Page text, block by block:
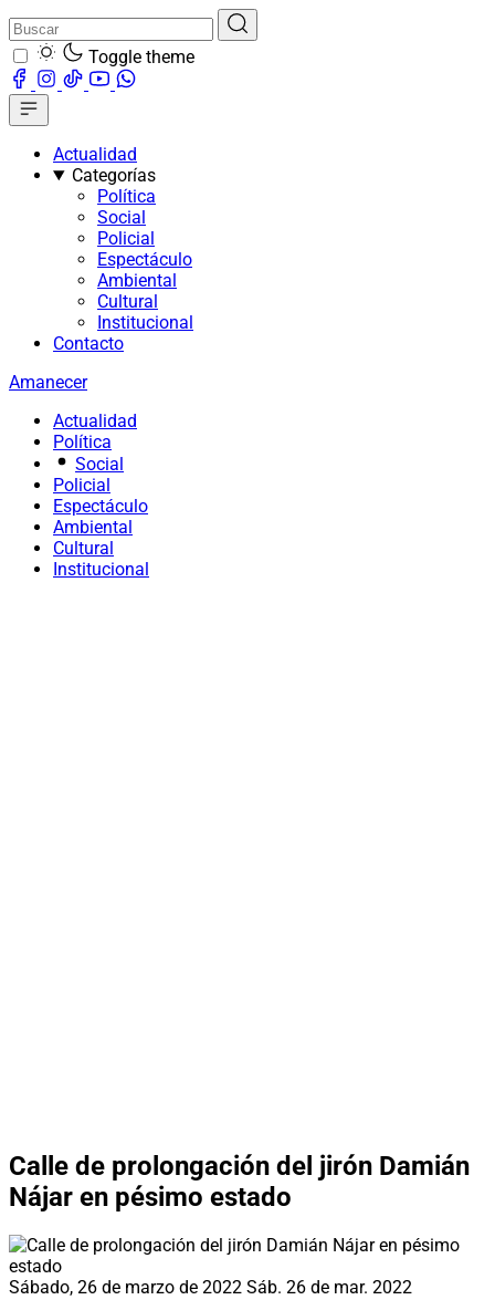
Toggle theme
Actualidad
Categorías
Política
Social
Policial
Espectáculo
Ambiental
Cultural
Institucional
Contacto
Amanecer
Actualidad
Política
Social
Policial
Espectáculo
Ambiental
Cultural
Institucional
Calle de prolongación del jirón Damián
Nájar en pésimo estado
Sábado, 26 de marzo de 2022 Sáb. 26 de mar. 2022